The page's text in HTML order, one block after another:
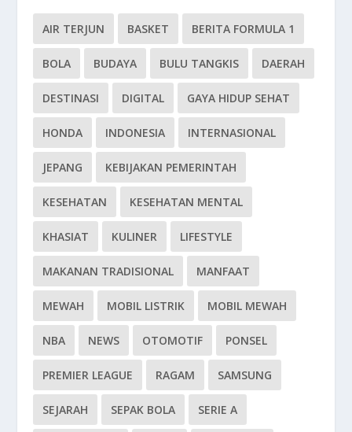
AIR TERJUN BASKET BERITA FORMULA 1
BOLA BUDAYA BULU TANGKIS DAERAH
DESTINASI DIGITAL GAYA HIDUP SEHAT
HONDA INDONESIA INTERNASIONAL
JEPANG KEBIJAKAN PEMERINTAH
KESEHATAN KESEHATAN MENTAL
KHASIAT KULINER LIFESTYLE
MAKANAN TRADISIONAL MANFAAT
MEWAH MOBIL LISTRIK MOBIL MEWAH
NBA NEWS OTOMOTIF PONSEL
PREMIER LEAGUE RAGAM SAMSUNG
SEJARAH SEPAK BOLA SERIE A